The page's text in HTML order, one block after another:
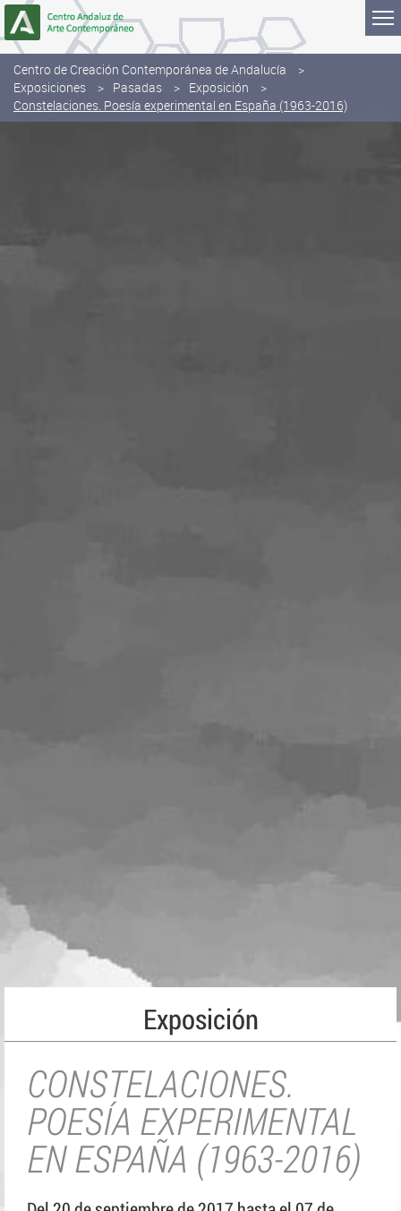
Saltar al contenido
Centro de Creación Contemporánea de Andalucía
Exposiciones
Pasadas
Exposición
Constelaciones. Poesía experimental en España (1963-2016)
Exposición
CONSTELACIONES.
POESÍA EXPERIMENTAL
EN ESPAÑA (1963-2016)